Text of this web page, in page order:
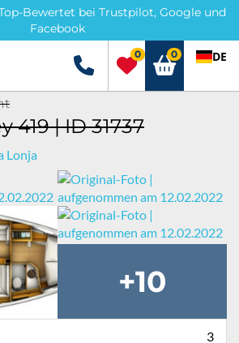
Bewertet bei Trustpilot, Google und
Facebook
+49 5741 3222690
0 0 DE
419 | ID 31737
Lonja
+10
3